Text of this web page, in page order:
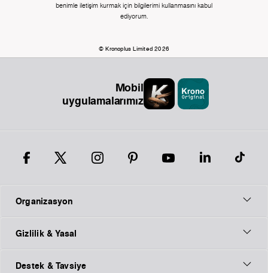
benimle iletişim kurmak için bilgilerimi kullanmasını kabul
ediyorum.
© Kronoplus Limited 2026
Mobil
uygulamalarımız
Organizasyon
Gizlilik & Yasal
Destek & Tavsiye